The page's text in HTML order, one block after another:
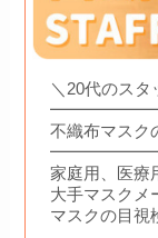
＼20代のスタ
不織布マスク
家庭用、医療
大手マスクメ
マスクの目視